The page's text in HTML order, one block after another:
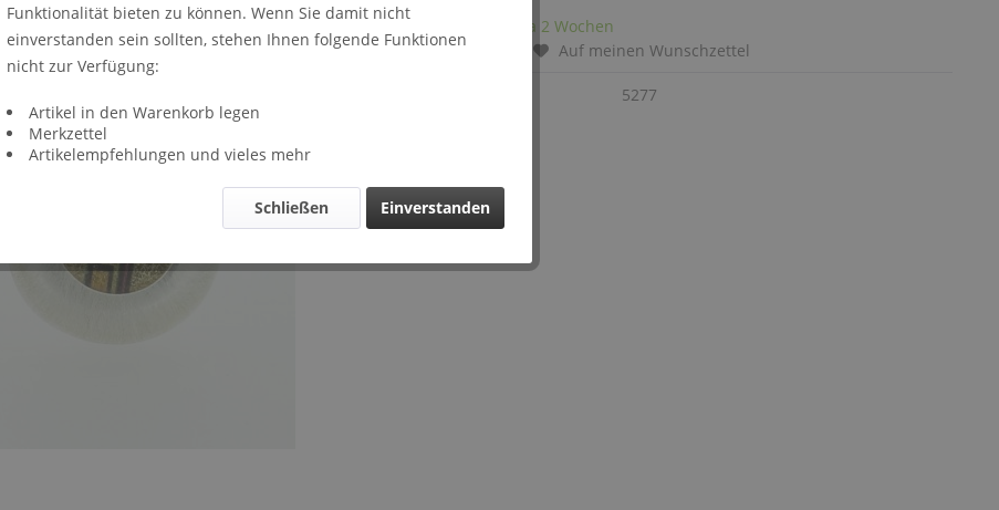
Lieferzeit: ca 2 Wochen
Vergleichen
Auf meinen Wunschzettel
5277
Funktionalität bieten zu können. Wenn Sie damit nicht
einverstanden sein sollten, stehen Ihnen folgende Funktionen
nicht zur Verfügung:
Artikel in den Warenkorb legen
Merkzettel
Artikelempfehlungen und vieles mehr
Einverstanden
Schließen